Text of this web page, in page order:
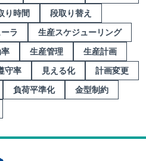
り時間
段取り替え
ラ
生産スケジューリング
生産管理
生産計画
守率 見える化
計画変更
負荷平準化
金型制約